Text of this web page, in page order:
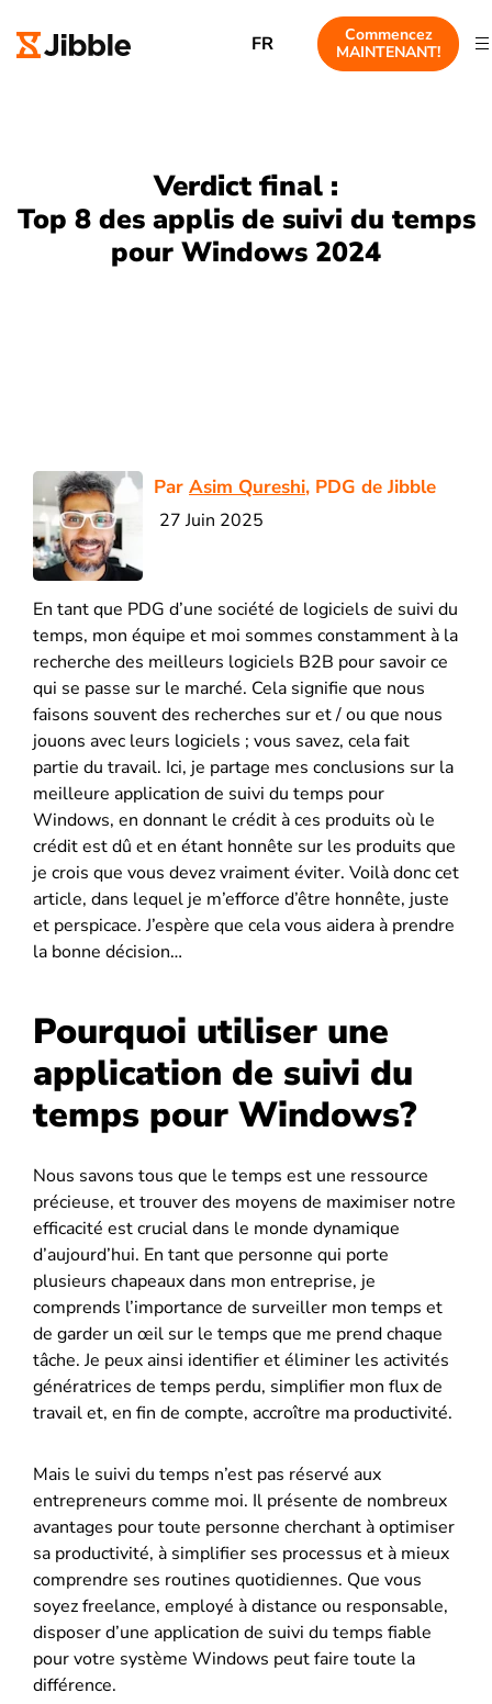
FR
Commencez
MAINTENANT!
Verdict final :
Top 8 des applis de suivi du temps
pour Windows 2024
Par Asim Qureshi, PDG de Jibble
27 Juin 2025
En tant que PDG d’une société de logiciels de suivi du
temps, mon équipe et moi sommes constamment à la
recherche des meilleurs logiciels B2B pour savoir ce
qui se passe sur le marché. Cela signifie que nous
faisons souvent des recherches sur et / ou que nous
jouons avec leurs logiciels ; vous savez, cela fait
partie du travail. Ici, je partage mes conclusions sur la
meilleure application de suivi du temps pour
Windows, en donnant le crédit à ces produits où le
crédit est dû et en étant honnête sur les produits que
je crois que vous devez vraiment éviter. Voilà donc cet
article, dans lequel je m’efforce d’être honnête, juste
et perspicace. J’espère que cela vous aidera à prendre
la bonne décision…
Pourquoi utiliser une
application de suivi du
temps pour Windows?
Nous savons tous que le temps est une ressource
précieuse, et trouver des moyens de maximiser notre
efficacité est crucial dans le monde dynamique
d’aujourd’hui. En tant que personne qui porte
plusieurs chapeaux dans mon entreprise, je
comprends l’importance de surveiller mon temps et
de garder un œil sur le temps que me prend chaque
tâche. Je peux ainsi identifier et éliminer les activités
génératrices de temps perdu, simplifier mon flux de
travail et, en fin de compte, accroître ma productivité.
Mais le suivi du temps n’est pas réservé aux
entrepreneurs comme moi. Il présente de nombreux
avantages pour toute personne cherchant à optimiser
sa productivité, à simplifier ses processus et à mieux
comprendre ses routines quotidiennes. Que vous
soyez freelance, employé à distance ou responsable,
disposer d’une application de suivi du temps fiable
pour votre système Windows peut faire toute la
différence.